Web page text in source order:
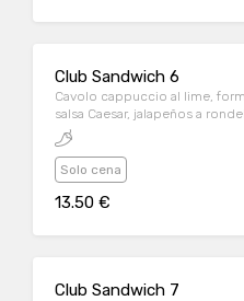
Club Sandwich 6
Cavolo cappuccio al lime,
salsa Caesar, jalapeños a
Solo cena
13.50 €
Club Sandwich 7